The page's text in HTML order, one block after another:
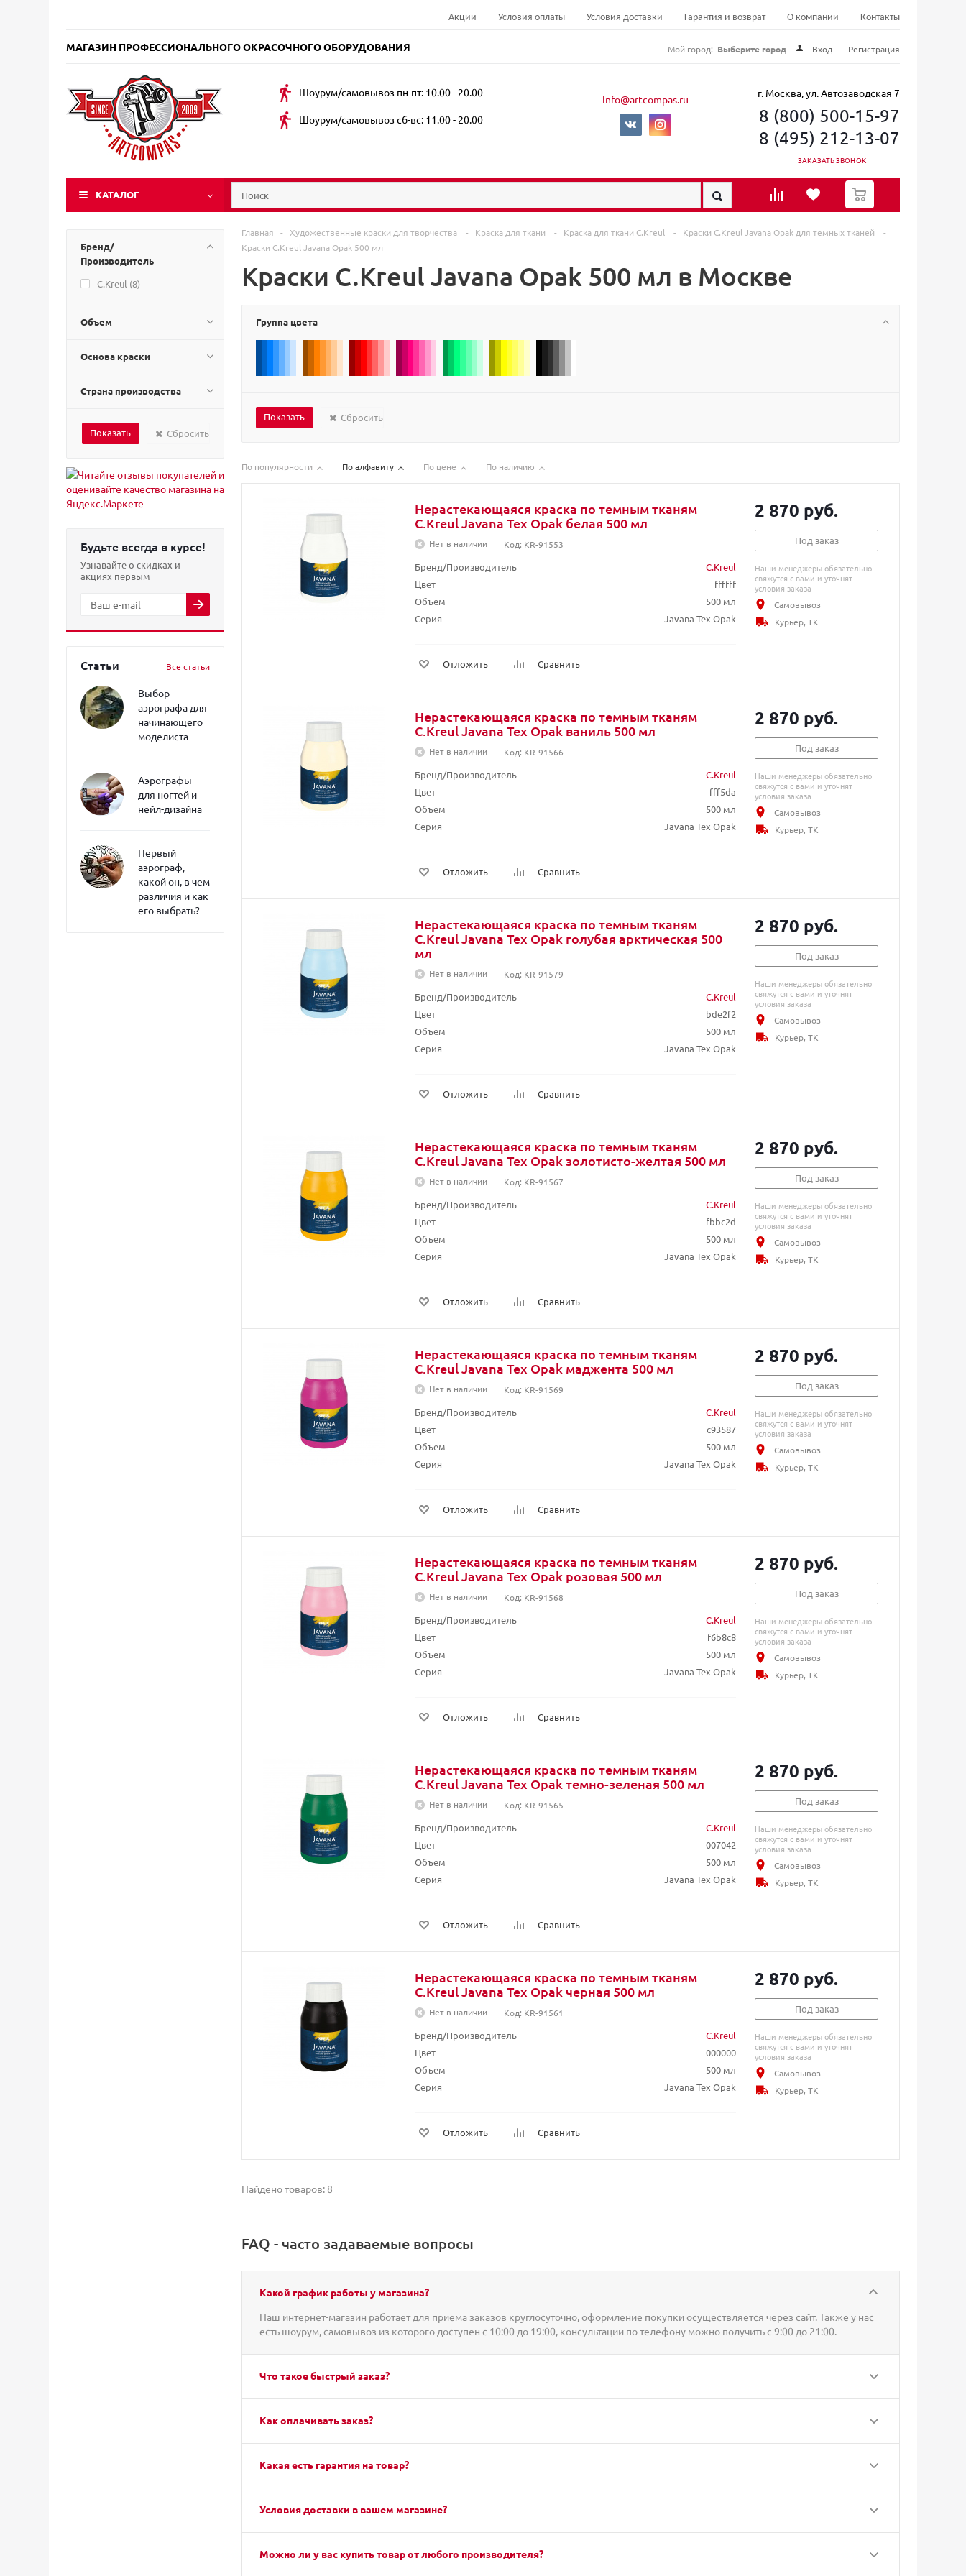
Акции Условия оплаты Условия доставки Гарантия и возврат О компании Контакты
МАГАЗИН ПРОФЕССИОНАЛЬНОГО ОКРАСОЧНОГО ОБОРУДОВАНИЯ Мой город: Выберите город Вход Регистрация
Шоурум/самовывоз пн-пт: 10.00 - 20.00
Шоурум/самовывоз сб-вс: 11.00 - 20.00
info@artcompas.ru г. Москва, ул. Автозаводская 7
8 (800) 500-15-97
8 (495) 212-13-07
ЗАКАЗАТЬ ЗВОНОК
КАТАЛОГ
0
Бренд/
Производитель
C.Kreul (8)
Объем
Основа краски
Страна производства
Сбросить
Будьте всегда в курсе!
Узнавайте о скидках и
акциях первым
Статьи Все статьи
Выбор
аэрографа для
начинающего
моделиста
Аэрографы
для ногтей и
нейл-дизайна
Первый
аэрограф,
какой он, в чем
различия и как
его выбрать?
Главная - Художественные краски для творчества - Краска для ткани - Краска для ткани C.Kreul - Краски C.Kreul Javana Opak для темных тканей
-
Краски C.Kreul Javana Opak 500 мл
Краски C.Kreul Javana Opak 500 мл в Москве
Группа цвета
Сбросить
По популярности По алфавиту По цене По наличию
Нерастекающаяся краска по темным тканям
C.Kreul Javana Tex Opak белая 500 мл
Нет в наличии Код: KR-91553
Бренд/Производитель
C.Kreul
Цвет
ffffff
Объем
500 мл
Серия
Javana Tex Opak
Отложить Сравнить
2 870 руб.
Под заказ
Наши менеджеры обязательно
свяжутся с вами и уточнят
условия заказа
Самовывоз
Курьер, ТК
Нерастекающаяся краска по темным тканям
C.Kreul Javana Tex Opak ваниль 500 мл
Нет в наличии Код: KR-91566
Бренд/Производитель
C.Kreul
Цвет
fff5da
Объем
500 мл
Серия
Javana Tex Opak
Отложить Сравнить
2 870 руб.
Под заказ
Наши менеджеры обязательно
свяжутся с вами и уточнят
условия заказа
Самовывоз
Курьер, ТК
Нерастекающаяся краска по темным тканям
C.Kreul Javana Tex Opak голубая арктическая 500
мл
Нет в наличии Код: KR-91579
Бренд/Производитель
C.Kreul
Цвет
bde2f2
Объем
500 мл
Серия
Javana Tex Opak
Отложить Сравнить
2 870 руб.
Под заказ
Наши менеджеры обязательно
свяжутся с вами и уточнят
условия заказа
Самовывоз
Курьер, ТК
Нерастекающаяся краска по темным тканям
C.Kreul Javana Tex Opak золотисто-желтая 500 мл
Нет в наличии Код: KR-91567
Бренд/Производитель
C.Kreul
Цвет
fbbc2d
Объем
500 мл
Серия
Javana Tex Opak
Отложить Сравнить
2 870 руб.
Под заказ
Наши менеджеры обязательно
свяжутся с вами и уточнят
условия заказа
Самовывоз
Курьер, ТК
Нерастекающаяся краска по темным тканям
C.Kreul Javana Tex Opak маджента 500 мл
Нет в наличии Код: KR-91569
Бренд/Производитель
C.Kreul
Цвет
c93587
Объем
500 мл
Серия
Javana Tex Opak
Отложить Сравнить
2 870 руб.
Под заказ
Наши менеджеры обязательно
свяжутся с вами и уточнят
условия заказа
Самовывоз
Курьер, ТК
Нерастекающаяся краска по темным тканям
C.Kreul Javana Tex Opak розовая 500 мл
Нет в наличии Код: KR-91568
Бренд/Производитель
C.Kreul
Цвет
f6b8c8
Объем
500 мл
Серия
Javana Tex Opak
Отложить Сравнить
2 870 руб.
Под заказ
Наши менеджеры обязательно
свяжутся с вами и уточнят
условия заказа
Самовывоз
Курьер, ТК
Нерастекающаяся краска по темным тканям
C.Kreul Javana Tex Opak темно-зеленая 500 мл
Нет в наличии Код: KR-91565
Бренд/Производитель
C.Kreul
Цвет
007042
Объем
500 мл
Серия
Javana Tex Opak
Отложить Сравнить
2 870 руб.
Под заказ
Наши менеджеры обязательно
свяжутся с вами и уточнят
условия заказа
Самовывоз
Курьер, ТК
Нерастекающаяся краска по темным тканям
C.Kreul Javana Tex Opak черная 500 мл
Нет в наличии Код: KR-91561
Бренд/Производитель
C.Kreul
Цвет
000000
Объем
500 мл
Серия
Javana Tex Opak
Отложить Сравнить
2 870 руб.
Под заказ
Наши менеджеры обязательно
свяжутся с вами и уточнят
условия заказа
Самовывоз
Курьер, ТК
Найдено товаров: 8
FAQ - часто задаваемые вопросы
Какой график работы у магазина?
Наш интернет-магазин работает для приема заказов круглосуточно, оформление покупки осуществляется через сайт. Также у нас
есть шоурум, самовывоз из которого доступен с 10:00 до 19:00, консультации по телефону можно получить с 9:00 до 21:00.
Что такое быстрый заказ?
Как оплачивать заказ?
Какая есть гарантия на товар?
Условия доставки в вашем магазине?
Можно ли у вас купить товар от любого производителя?